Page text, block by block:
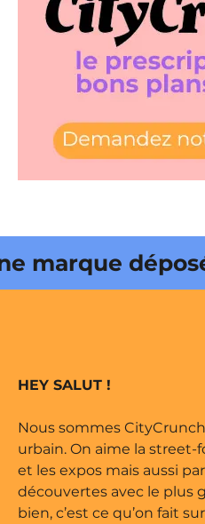
déposée
édité par Buena
HEY SALUT !
Nous sommes
urbain. On aime la street-
et les expos mais aussi
découvertes avec le plus
bien, c’est ce qu’on fait